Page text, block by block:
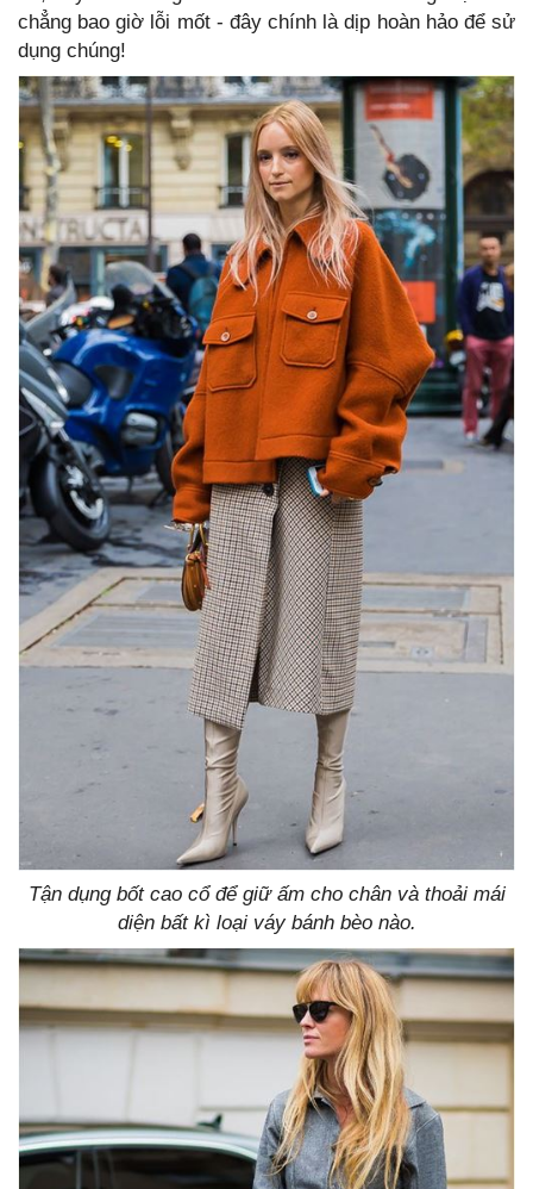
chẳng bao giờ lỗi mốt - đây chính là dịp hoàn hảo để sử
dụng chúng!
Tận dụng bốt cao cổ để giữ ấm cho chân và thoải mái
diện bất kì loại váy bánh bèo nào.